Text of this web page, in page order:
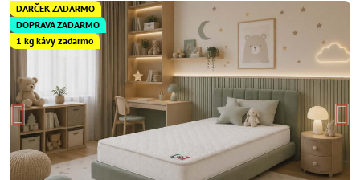
DARČEK ZADARMO
DOPRAVA ZADARMO
1 kg kávy zadarmo